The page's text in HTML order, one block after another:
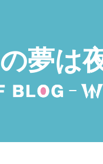
夢は